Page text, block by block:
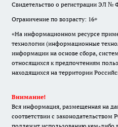
Свидетельство о регистрации ЭЛ №
Ограничение по возрасту: 16+
«На информационном ресурсе
технологии (информационные
информации на основе сбора,
относящихся к предпочтениям
находящихся на территории
Внимание!
Вся информация, размещенная на
соответствии с законодательством